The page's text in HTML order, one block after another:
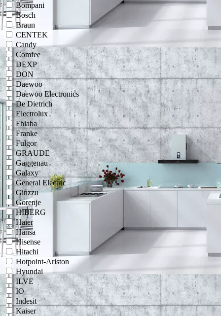
Bompani
Bosch
Braun
CENTEK
Candy
Comfee
DEXP
DON
Daewoo
Daewoo Electronics
De Dietrich
Electrolux
Fhiaba
Franke
Fulgor
GRAUDE
Gaggenau
Galaxy
General Electric
Ginzzu
Gorenje
HIBERG
Haier
Hansa
Hisense
Hitachi
Hotpoint-Ariston
Hyundai
ILVE
IO
Indesit
Kaiser